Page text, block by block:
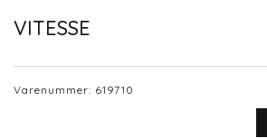
VITESSE
Varenummer: 619710